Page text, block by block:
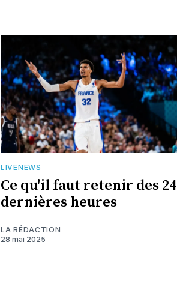
LIVENEWS
Ce qu'il faut retenir des 24
dernières heures
LA RÉDACTION
28 mai 2025